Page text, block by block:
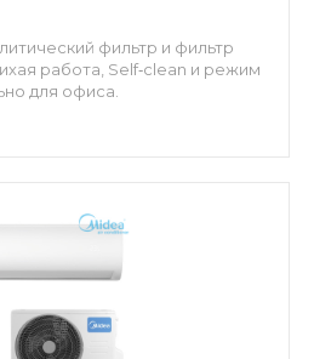
фильтр и фильтр
работа, Self‑clean и режим
для офиса.